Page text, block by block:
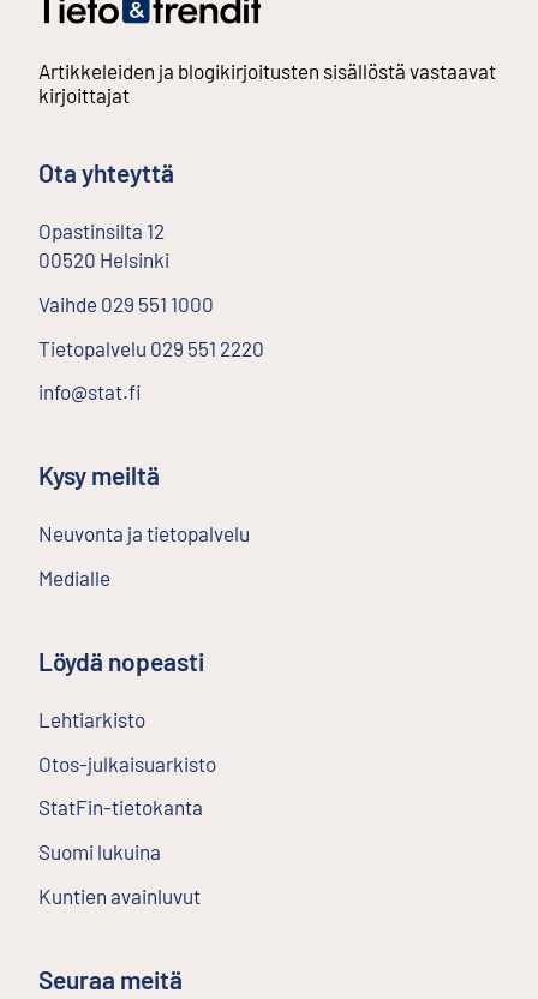
Artikkeleiden ja blogikirjoitusten sisällöstä vastaavat
kirjoittajat
Ota yhteyttä
Opastinsilta 12
00520 Helsinki
Vaihde 029 551 1000
Tietopalvelu 029 551 2220
info@stat.fi
Kysy meiltä
Neuvonta ja tietopalvelu
Medialle
Löydä nopeasti
Lehtiarkisto
Otos-julkaisuarkisto
StatFin-tietokanta
Suomi lukuina
Kuntien avainluvut
Seuraa meitä